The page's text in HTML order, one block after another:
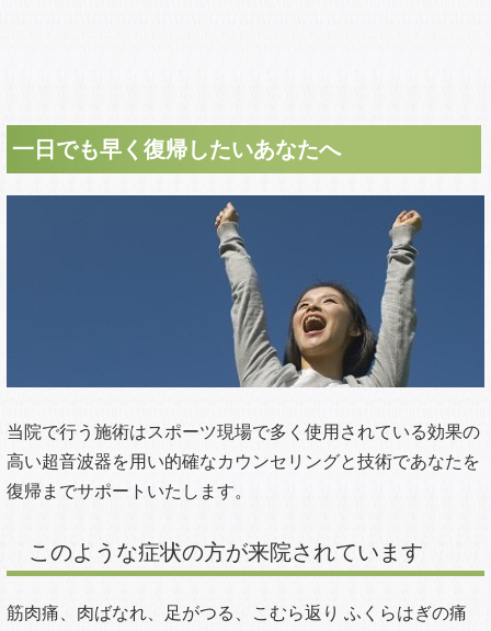
一日でも早く復帰したいあなたへ
当院で行う施術はスポーツ現場で多く使用されている効果の
高い超音波器を用い的確なカウンセリングと技術であなたを
復帰までサポートいたします。
このような症状の方が来院されています
筋肉痛、肉ばなれ、足がつる、こむら返り ふくらはぎの痛